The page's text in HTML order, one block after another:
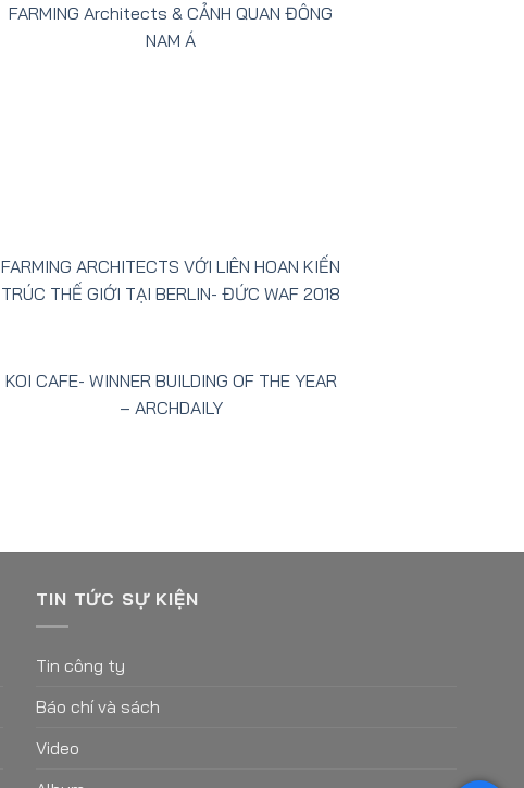
FARMING Architects & CẢNH QUAN ĐÔNG
NAM Á
FARMING ARCHITECTS VỚI LIÊN HOAN KIẾN
TRÚC THẾ GIỚI TẠI BERLIN- ĐỨC WAF 2018
KOI CAFE- WINNER BUILDING OF THE YEAR
– ARCHDAILY
TIN TỨC SỰ KIỆN
Tin công ty
Báo chí và sách
Video